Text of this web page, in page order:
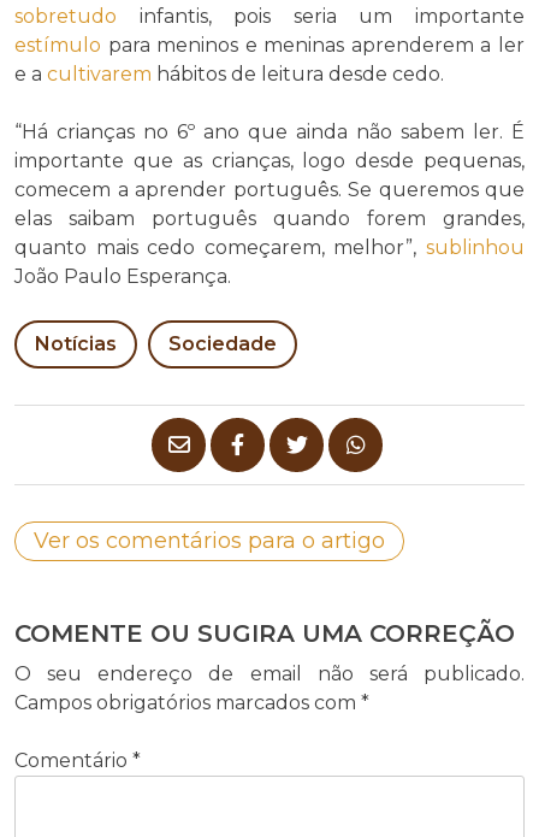
sobretudo infantis, pois seria um importante
estímulo para meninos e meninas aprenderem a ler
e a cultivarem hábitos de leitura desde cedo.
“Há crianças no 6º ano que ainda não sabem ler. É
importante que as crianças, logo desde pequenas,
comecem a aprender português. Se queremos que
elas saibam português quando forem grandes,
quanto mais cedo começarem, melhor”, sublinhou
João Paulo Esperança.
Notícias Sociedade
Ver os comentários para o artigo
COMENTE OU SUGIRA UMA CORREÇÃO
O seu endereço de email não será publicado.
Campos obrigatórios marcados com *
Comentário *